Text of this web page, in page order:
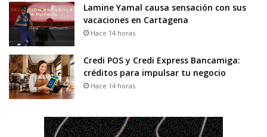
Lamine Yamal causa sensación con sus
vacaciones en Cartagena
Hace 14 horas
Credi POS y Credi Express Bancamiga:
créditos para impulsar tu negocio
Hace 14 horas